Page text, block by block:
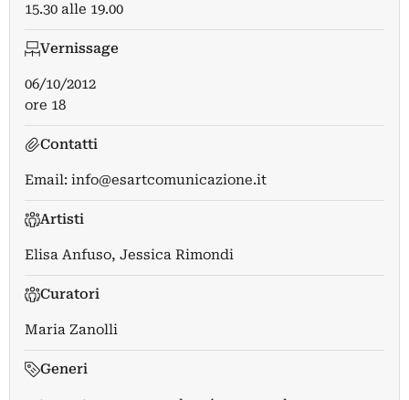
15.30 alle 19.00
Vernissage
06/10/2012
ore 18
Contatti
Email: info@esartcomunicazione.it
Artisti
Elisa Anfuso, Jessica Rimondi
Curatori
Maria Zanolli
Generi